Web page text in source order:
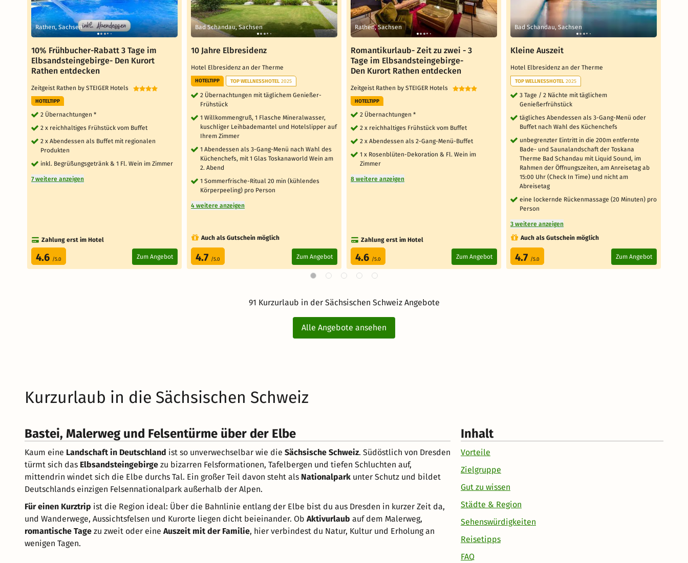
Rathen, Sachsen
10% Frühbucher-Rabatt 3 Tage im
Elbsandsteingebirge- Den Kurort
Rathen entdecken
Zeitgeist Rathen by STEIGER Hotels
HOTELTIPP
2 Übernachtungen *
2 x reichhaltiges Frühstück vom Buffet
2 x Abendessen als Buffet mit regionalen
Produkten
inkl. Begrüßungsgetränk & 1 Fl. Wein im Zimmer
7 weitere anzeigen
Zahlung erst im Hotel
4.6 /5.0 Zum Angebot
Bad Schandau, Sachsen
10 Jahre Elbresidenz
Hotel Elbresidenz an der Therme
HOTELTIPP TOP WELLNESSHOTEL 2025
2 Übernachtungen mit täglichem Genießer-
Frühstück
1 Willkommengruß, 1 Flasche Mineralwasser,
kuschliger Leihbademantel und Hotelslipper auf
Ihrem Zimmer
1 Abendessen als 3-Gang-Menü nach Wahl des
Küchenchefs, mit 1 Glas Toskanaworld Wein am
2. Abend
1 Sommerfrische-Ritual 20 min (kühlendes
Körperpeeling) pro Person
4 weitere anzeigen
Auch als Gutschein möglich
4.7 /5.0 Zum Angebot
Rathen, Sachsen
Romantikurlaub- Zeit zu zwei - 3
Tage im Elbsandsteingebirge-
Den Kurort Rathen entdecken
Zeitgeist Rathen by STEIGER Hotels
HOTELTIPP
2 Übernachtungen *
2 x reichhaltiges Frühstück vom Buffet
2 x Abendessen als 2-Gang-Menü-Buffet
1 x Rosenblüten-Dekoration & Fl. Wein im
Zimmer
8 weitere anzeigen
Zahlung erst im Hotel
4.6 /5.0 Zum Angebot
Bad Schandau, Sachsen
Kleine Auszeit
Hotel Elbresidenz an der Therme
TOP WELLNESSHOTEL 2025
3 Tage / 2 Nächte mit täglichem
Genießerfrühstück
tägliches Abendessen als 3-Gang-Menü oder
Buffet nach Wahl des Küchenchefs
unbegrenzter Eintritt in die 200m entfernte
Bade- und Saunalandschaft der Toskana
Therme Bad Schandau mit Liquid Sound, im
Rahmen der Öffnungszeiten, am Anreisetag ab
15:00 Uhr (Check In Time) und nicht am
Abreisetag
eine lockernde Rückenmassage (20 Minuten) pro
Person
3 weitere anzeigen
Auch als Gutschein möglich
4.7 /5.0 Zum Angebot
91 Kurzurlaub in der Sächsischen Schweiz Angebote
Alle Angebote ansehen
Kurzurlaub in die Sächsischen Schweiz
Bastei, Malerweg und Felsentürme über der Elbe
Kaum eine Landschaft in Deutschland ist so unverwechselbar wie die Sächsische Schweiz. Südöstlich von Dresden
türmt sich das Elbsandsteingebirge zu bizarren Felsformationen, Tafelbergen und tiefen Schluchten auf,
mittendrin windet sich die Elbe durchs Tal. Ein großer Teil davon steht als Nationalpark unter Schutz und bildet
Deutschlands einzigen Felsennationalpark außerhalb der Alpen.
Für einen Kurztrip ist die Region ideal: Über die Bahnlinie entlang der Elbe bist du aus Dresden in kurzer Zeit da,
und Wanderwege, Aussichtsfelsen und Kurorte liegen dicht beieinander. Ob Aktivurlaub auf dem Malerweg,
romantische Tage zu zweit oder eine Auszeit mit der Familie, hier verbindest du Natur, Kultur und Erholung an
wenigen Tagen.
Inhalt
Vorteile
Zielgruppe
Gut zu wissen
Städte & Region
Sehenswürdigkeiten
Reisetipps
FAQ